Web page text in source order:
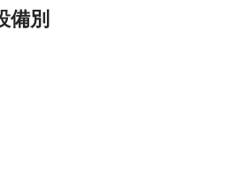
備別